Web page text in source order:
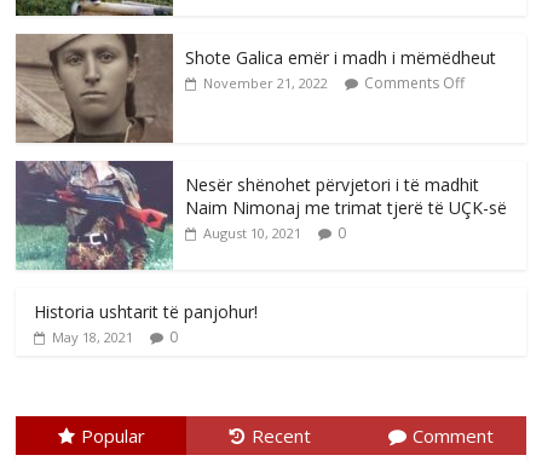
Shote Galica emër i madh i mëmëdheut
November 21, 2022 Comments Off
Nesër shënohet përvjetori i të madhit
Naim Nimonaj me trimat tjerë të UÇK-së
August 10, 2021 0
Historia ushtarit të panjohur!
May 18, 2021 0
Popular Recent Comment